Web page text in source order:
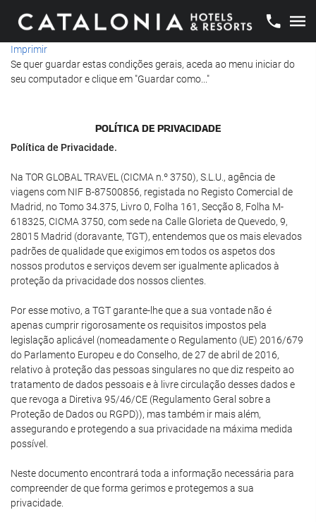
Imprimir
Se quer guardar estas condições gerais, aceda ao menu iniciar do
seu computador e clique em "Guardar como..."
POLÍTICA DE PRIVACIDADE
Política de Privacidade.
Na TOR GLOBAL TRAVEL (CICMA n.º 3750), S.L.U., agência de
viagens com NIF B-87500856, registada no Registo Comercial de
Madrid, no Tomo 34.375, Livro 0, Folha 161, Secção 8, Folha M-
618325, CICMA 3750, com sede na Calle Glorieta de Quevedo, 9,
28015 Madrid (doravante, TGT), entendemos que os mais elevados
padrões de qualidade que exigimos em todos os aspetos dos
nossos produtos e serviços devem ser igualmente aplicados à
proteção da privacidade dos nossos clientes.
Por esse motivo, a TGT garante-lhe que a sua vontade não é
apenas cumprir rigorosamente os requisitos impostos pela
legislação aplicável (nomeadamente o Regulamento (UE) 2016/679
do Parlamento Europeu e do Conselho, de 27 de abril de 2016,
relativo à proteção das pessoas singulares no que diz respeito ao
tratamento de dados pessoais e à livre circulação desses dados e
que revoga a Diretiva 95/46/CE (Regulamento Geral sobre a
Proteção de Dados ou RGPD)), mas também ir mais além,
assegurando e protegendo a sua privacidade na máxima medida
possível.
Neste documento encontrará toda a informação necessária para
compreender de que forma gerimos e protegemos a sua
privacidade.